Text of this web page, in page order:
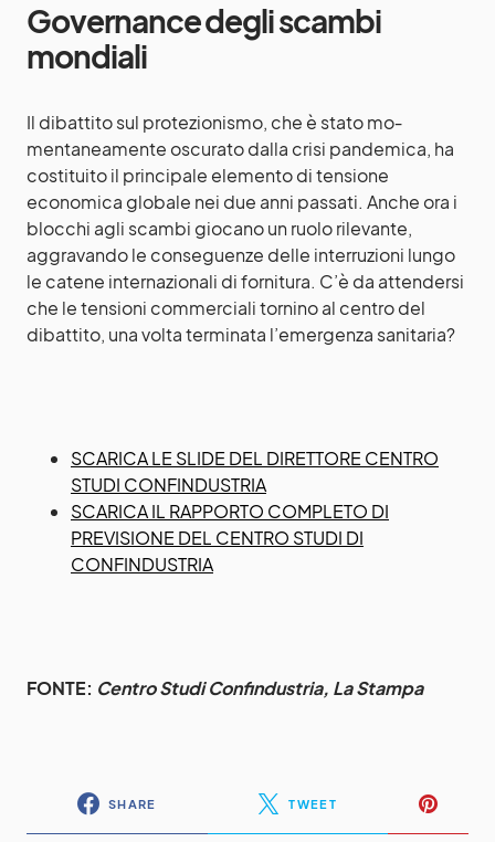
Governance degli scambi
mondiali
Il dibattito sul protezionismo, che è stato mo­
mentaneamente oscurato dalla crisi pandemica, ha
costituito il principale elemen­to di tensione
economica globale nei due anni passati. Anche ora i
blocchi agli scambi giocano un ruolo rilevante,
aggravando le conseguenze delle interruzioni lungo
le catene internazionali di fornitura. C’è da attendersi
che le tensioni com­merciali tornino al centro del
dibattito, una volta terminata l’emergenza sanitaria?
SCARICA LE SLIDE DEL DIRETTORE CENTRO
STUDI CONFINDUSTRIA
SCARICA IL RAPPORTO COMPLETO DI
PREVISIONE DEL CENTRO STUDI DI
CONFINDUSTRIA
FONTE: Centro Studi Confindustria, La Stampa
SHARE TWEET